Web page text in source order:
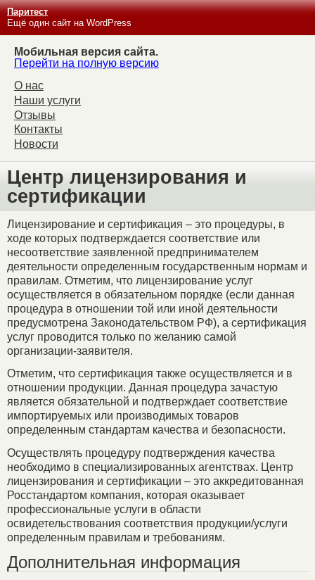
Паритест
Ещё один сайт на WordPress
Мобильная версия сайта.
Перейти на полную версию
О нас
Наши услуги
Отзывы
Контакты
Новости
Центр лицензирования и
сертификации
Лицензирование и сертификация – это процедуры, в
ходе которых подтверждается соответствие или
несоответствие заявленной предпринимателем
деятельности определенным государственным нормам и
правилам. Отметим, что лицензирование услуг
осуществляется в обязательном порядке (если данная
процедура в отношении той или иной деятельности
предусмотрена Законодательством РФ), а сертификация
услуг проводится только по желанию самой
организации-заявителя.
Отметим, что сертификация также осуществляется и в
отношении продукции. Данная процедура зачастую
является обязательной и подтверждает соответствие
импортируемых или производимых товаров
определенным стандартам качества и безопасности.
Осуществлять процедуру подтверждения качества
необходимо в специализированных агентствах. Центр
лицензирования и сертификации – это аккредитованная
Росстандартом компания, которая оказывает
профессиональные услуги в области
освидетельствования соответствия продукции/услуги
определенным правилам и требованиям.
Дополнительная информация